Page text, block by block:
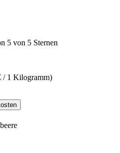
5 von 5 Sternen
/ 1 Kilogramm)